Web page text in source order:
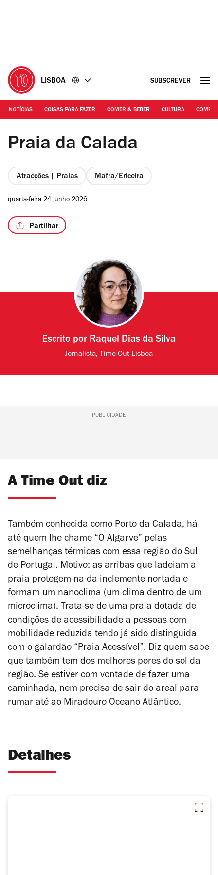
LISBOA SUBSCREVER
NOTÍCIAS COISAS PARA FAZER COMER & BEBER CULTURA
Fotografia: Arlindo Camacho | Praia da Calada
Praia da Calada
Atracções | Praias Mafra/Ericeira
quarta-feira 24 junho 2026
Partilhar
Escrito por Raquel Dias da Silva
Jornalista, Time Out Lisboa
PUBLICIDADE
A Time Out diz
Também conhecida como Porto da Calada, há
até quem lhe chame “O Algarve” pelas
semelhanças térmicas com essa região do Sul
de Portugal. Motivo: as arribas que ladeiam a
praia protegem-na da inclemente nortada e
formam um nanoclima (um clima dentro de um
microclima). Trata-se de uma praia dotada de
condições de acessibilidade a pessoas com
mobilidade reduzida tendo já sido distinguida
com o galardão “Praia Acessível”. Diz quem sabe
que também tem dos melhores pores do sol da
região. Se estiver com vontade de fazer uma
caminhada, nem precisa de sair do areal para
rumar até ao Miradouro Oceano Atlântico.
Detalhes